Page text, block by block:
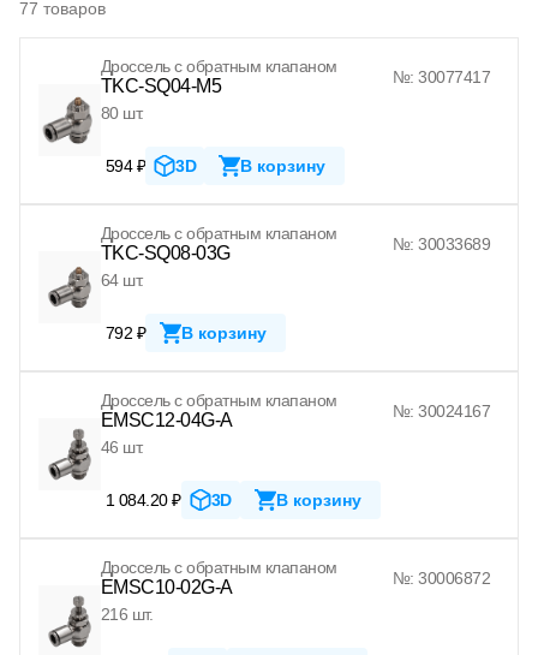
77 товаров
Дроссель с обратным клапаном
TKC-SQ04-M5
№: 30077417
80 шт.
594 ₽ 3D В корзину
Дроссель с обратным клапаном
TKC-SQ08-03G
№: 30033689
64 шт.
792 ₽ В корзину
Дроссель с обратным клапаном
EMSC12-04G-A
№: 30024167
46 шт.
1 084.20 ₽ 3D В корзину
Дроссель с обратным клапаном
EMSC10-02G-A
№: 30006872
216 шт.